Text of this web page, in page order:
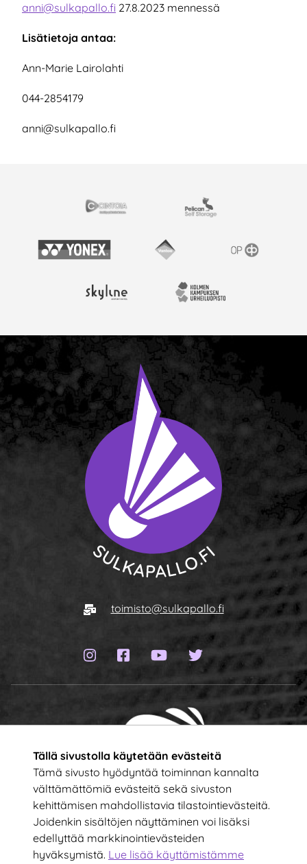
Tällä sivustolla käytetään evästeitä
Tämä sivusto hyödyntää toiminnan kannalta
välttämättömiä evästeitä sekä sivuston
kehittämisen mahdollistavia tilastointievästeitä.
Joidenkin sisältöjen näyttäminen voi lisäksi
edellyttää markkinointievästeiden
hyväksymistä. Lue lisää käyttämistämme
anni@sulkapallo.fi 27.8.2023 mennessä
Lisätietoja antaa:
Ann-Marie Lairolahti
044-2854179
anni@sulkapallo.fi
Sähköposti
toimisto@sulkapallo.fi
Instagram-sivu
Facebook-sivu
YouTube-kanava
Twitter-sivu
Tilaa uutiskirje!